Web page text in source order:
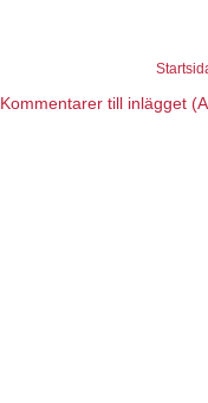
Kommentarer till inlägget